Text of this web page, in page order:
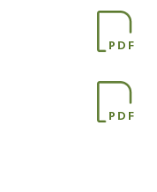
PDF
PDF